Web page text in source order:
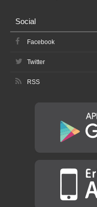
Social
Facebook
Twitter
RSS